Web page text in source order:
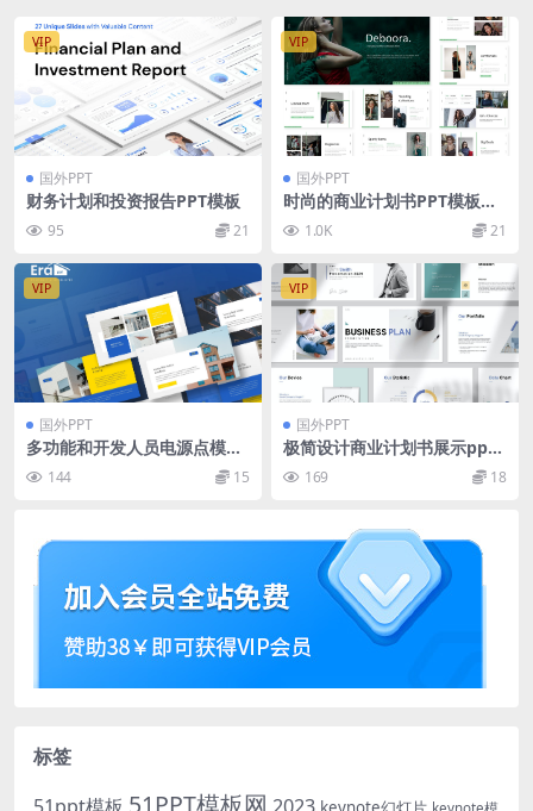
VIP
国外PPT
财务计划和投资报告PPT模板
95 21
VIP
国外PPT
时尚的商业计划书PPT模板
（PPTX）
1.0K 21
VIP
国外PPT
多功能和开发人员电源点模板
[PPTX]
144 15
VIP
国外PPT
极简设计商业计划书展示ppt
模板 Business Plan Present
ation
169 18
标签
51PPT模板网